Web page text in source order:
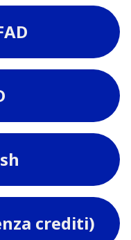
crediti)